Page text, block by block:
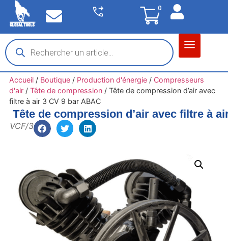
0
Accueil/ Boutique/ Production d'énergie/ Compresseurs
d'air/ Tête de compression/ Tête de compression d’air avec
filtre à air 3 CV 9 bar ABAC
Tête de compression d’air avec filtre à
VCF/3